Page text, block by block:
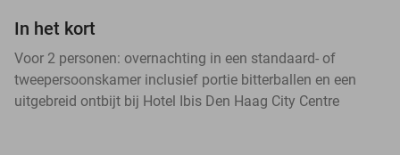
In het kort
Voor 2 personen: overnachting in een standaard- of
tweepersoonskamer inclusief portie bitterballen en een
uitgebreid ontbijt bij Hotel Ibis Den Haag City Centre